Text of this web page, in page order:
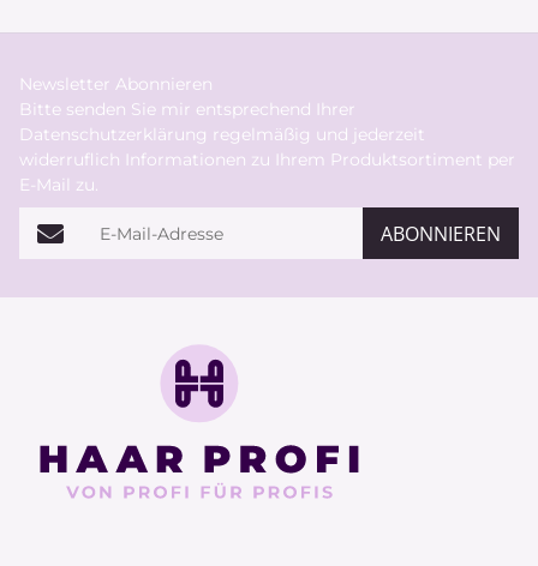
Newsletter Abonnieren
Bitte senden Sie mir entsprechend Ihrer
Datenschutzerklärung regelmäßig und jederzeit
widerruflich Informationen zu Ihrem Produktsortiment per
E-Mail zu.
E-Mail-Adresse ABONNIEREN